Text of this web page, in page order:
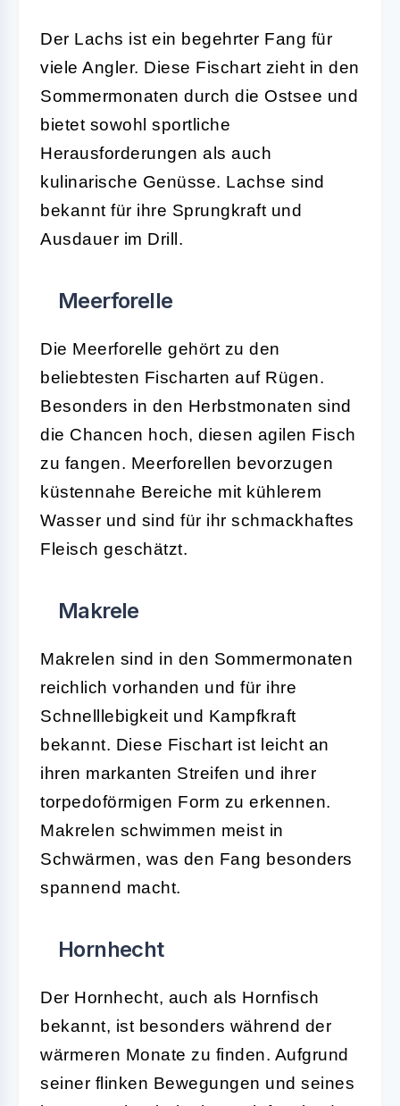
Der Lachs ist ein begehrter Fang für
viele Angler. Diese Fischart zieht in den
Sommermonaten durch die Ostsee und
bietet sowohl sportliche
Herausforderungen als auch
kulinarische Genüsse. Lachse sind
bekannt für ihre Sprungkraft und
Ausdauer im Drill.
Meerforelle
Die Meerforelle gehört zu den
beliebtesten Fischarten auf Rügen.
Besonders in den Herbstmonaten sind
die Chancen hoch, diesen agilen Fisch
zu fangen. Meerforellen bevorzugen
küstennahe Bereiche mit kühlerem
Wasser und sind für ihr schmackhaftes
Fleisch geschätzt.
Makrele
Makrelen sind in den Sommermonaten
reichlich vorhanden und für ihre
Schnelllebigkeit und Kampfkraft
bekannt. Diese Fischart ist leicht an
ihren markanten Streifen und ihrer
torpedoförmigen Form zu erkennen.
Makrelen schwimmen meist in
Schwärmen, was den Fang besonders
spannend macht.
Hornhecht
Der Hornhecht, auch als Hornfisch
bekannt, ist besonders während der
wärmeren Monate zu finden. Aufgrund
seiner flinken Bewegungen und seines